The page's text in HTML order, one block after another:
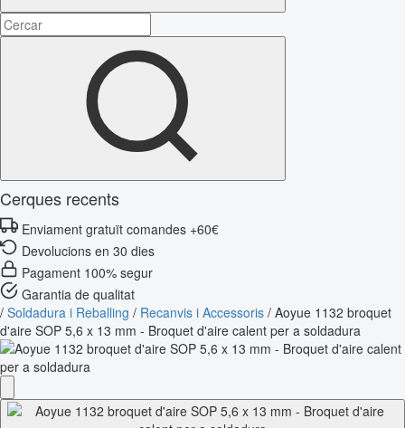
Cerques recents
Enviament gratuït comandes +60€
Devolucions en 30 dies
Pagament 100% segur
Garantia de qualitat
/ Soldadura i Reballing / Recanvis i Accessoris / Aoyue 1132 broquet
d'aire SOP 5,6 x 13 mm - Broquet d'aire calent per a soldadura